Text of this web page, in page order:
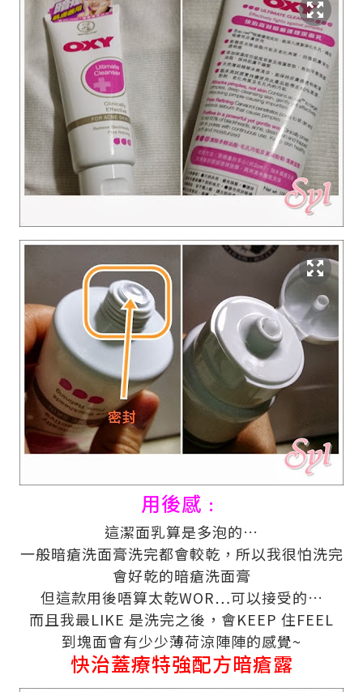
用後感﹕
這潔面乳算是多泡的…
一般暗瘡洗面膏洗完都會較乾，所以我很怕洗完
會好乾的暗瘡洗面膏
但這款用後唔算太乾WOR…可以接受的…
而且我最LIKE 是洗完之後，會KEEP 住FEEL
到塊面會有少少薄荷涼陣陣的感覺~
快治蓋療特強配方暗瘡露